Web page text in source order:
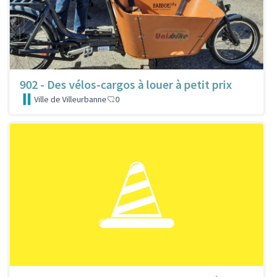
902 - Des vélos-cargos à louer à petit prix
Ville de Villeurbanne 0